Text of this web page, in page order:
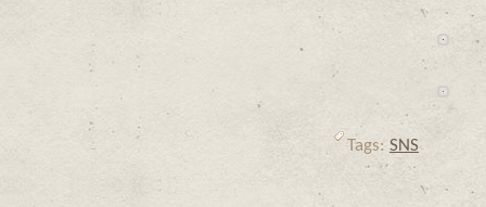
Tags: SNS